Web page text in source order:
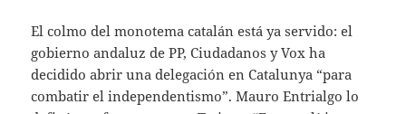
El colmo del monotema catalán está ya servido: el
gobierno andaluz de PP, Ciudadanos y Vox ha
decidido abrir una delegación en Catalunya “para
combatir el independentismo”. Mauro Entrialgo lo